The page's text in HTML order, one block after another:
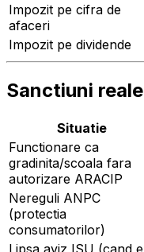
Impozit pe cifra de
afaceri
Impozit pe dividende
Sanctiuni reale
Situatie
Functionare ca
gradinita/scoala fara
autorizare ARACIP
Nereguli ANPC
(protectia
consumatorilor)
Lipsa aviz ISU (cand e